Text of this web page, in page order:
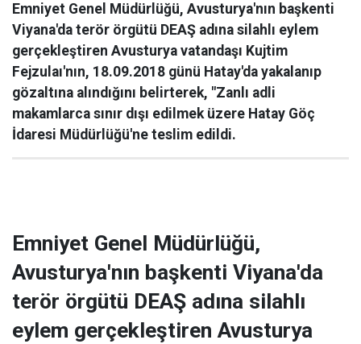
Emniyet Genel Müdürlüğü, Avusturya'nın başkenti
Viyana'da terör örgütü DEAŞ adına silahlı eylem
gerçekleştiren Avusturya vatandaşı Kujtim
Fejzulaı'nın, 18.09.2018 günü Hatay'da yakalanıp
gözaltına alındığını belirterek, "Zanlı adli
makamlarca sınır dışı edilmek üzere Hatay Göç
İdaresi Müdürlüğü'ne teslim edildi.
Emniyet Genel Müdürlüğü,
Avusturya'nın başkenti Viyana'da
terör örgütü DEAŞ adına silahlı
eylem gerçekleştiren Avusturya